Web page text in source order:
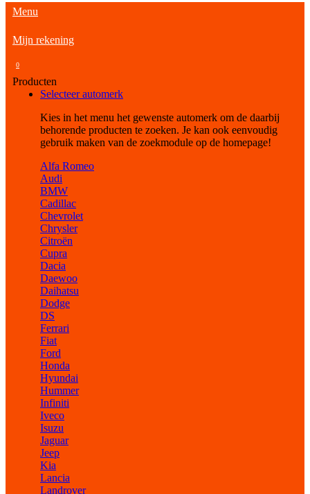
Menu
Mijn rekening
0
Producten
Selecteer automerk
Kies in het menu het gewenste automerk om de daarbij
behorende producten te zoeken. Je kan ook eenvoudig
gebruik maken van de zoekmodule op de homepage!
Alfa Romeo
Audi
BMW
Cadillac
Chevrolet
Chrysler
Citroën
Cupra
Dacia
Daewoo
Daihatsu
Dodge
DS
Ferrari
Fiat
Ford
Honda
Hyundai
Hummer
Infiniti
Iveco
Isuzu
Jaguar
Jeep
Kia
Lancia
Landrover